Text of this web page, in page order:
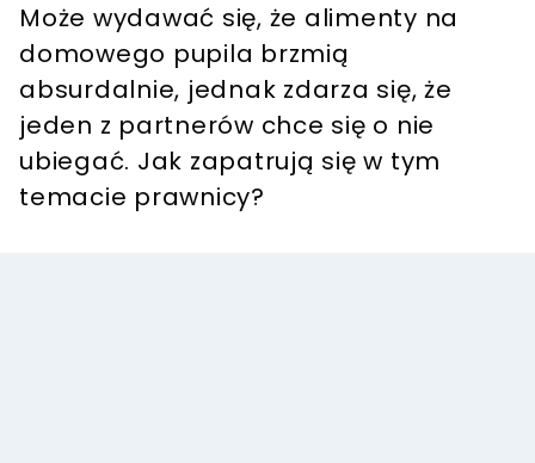
Może wydawać się, że alimenty na
domowego pupila brzmią
absurdalnie, jednak zdarza się, że
jeden z partnerów chce się o nie
ubiegać. Jak zapatrują się w tym
temacie prawnicy?